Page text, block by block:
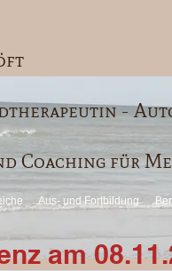
-
Coaching für
Aus- und Fortbildung
am